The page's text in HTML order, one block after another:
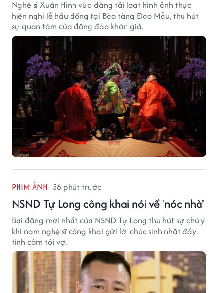
Nghệ sĩ Xuân Hinh vừa đăng tải loạt hình ảnh thực
hiện nghi lễ hầu đồng tại Bảo tàng Đạo Mẫu, thu hút
sự quan tâm của đông đảo khán giả.
PHIM ẢNH 56 phút trước
NSND Tự Long công khai nói về 'nóc nhà'
Bài đăng mới nhất của NSND Tự Long thu hút sự chú ý
khi nam nghệ sĩ công khai gửi lời chúc sinh nhật đầy
tình cảm tới vợ.